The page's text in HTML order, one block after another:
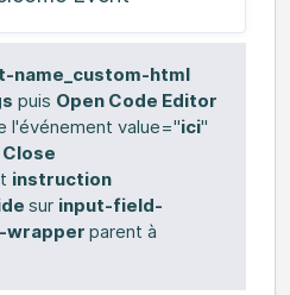
name_custom-html
puis Open Code Editor
l'événement value="ici"
Close
instruction
sur input-field-
wrapper parent à